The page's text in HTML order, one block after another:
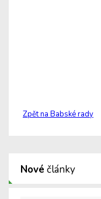
Zpět na Babské rady
Nové články